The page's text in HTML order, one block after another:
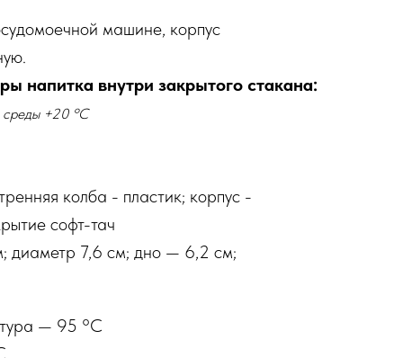
машине, корпус
напитка внутри закрытого стакана:
среды +20 °С
колба - пластик; корпус -
софт-тач
диаметр 7,6 см; дно — 6,2 см;
— 95 °С